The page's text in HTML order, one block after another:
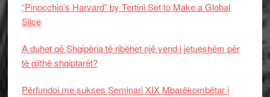
“Pinocchio’s Harvard” by Tertini Set to Make a Global
Slice
A duhet që Shqipëria të ribëhet një vend i jetueshëm për
të gjithë shqiptarët?
Përfundoi me sukses Seminari XIX Mbarëkombëtar i